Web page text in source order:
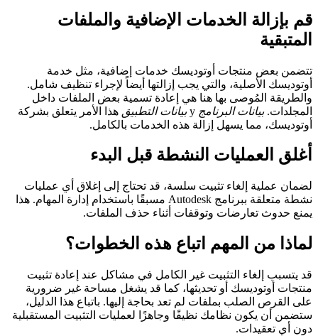
قم بإزالة الخدمات الإضافية والملفات
المتبقية
تتضمن بعض منتجات أوتوديسك خدمات إضافية، مثل خدمة
أوتوديسك الأصلية، والتي يجب إزالتها أيضاً لإجراء تنظيف شامل.
والطريقة المُوصى بها هنا هي إعادة تسمية بعض الملفات داخل
المجلدات.بيانات البرنامج بيانات التطبيق هذا الأمر يتعلق بشركة
أوتوديسك، مما يسهل إزالة هذه الخدمات بالكامل.
أغلق العمليات النشطة قبل البدء
لضمان عملية إلغاء تثبيت سلسة، قد تحتاج إلى إغلاق أي عمليات
نشطة متعلقة ببرنامج Autodesk مسبقًا باستخدام إدارة المهام. هذا
يمنع حدوث تعارضات وتوقفات أثناء حذف الملفات.
لماذا من المهم اتباع هذه الخطوات؟
قد يتسبب إلغاء التثبيت غير الكامل في مشاكل عند إعادة تثبيت
منتجات أوتوديسك أو تحديثها، كما قد يشغل مساحة غير ضرورية
على القرص الصلب بملفات لم تعد بحاجة إليها. باتباع هذا الدليل،
ستضمن أن يكون نظامك نظيفًا وجاهزًا لعمليات التثبيت المستقبلية
دون أي تعقيدات.